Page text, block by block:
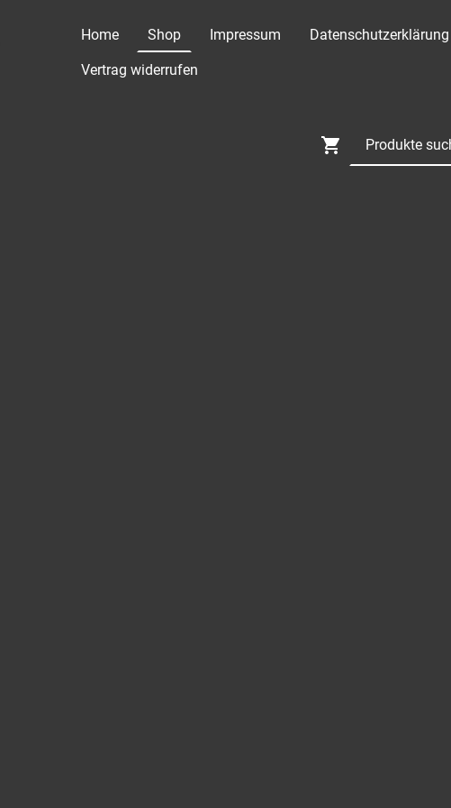
Home Shop Impressum Datenschutzerklärung
Vertrag widerrufen